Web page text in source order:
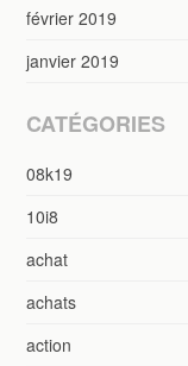
février 2019
janvier 2019
CATÉGORIES
08k19
10i8
achat
achats
action